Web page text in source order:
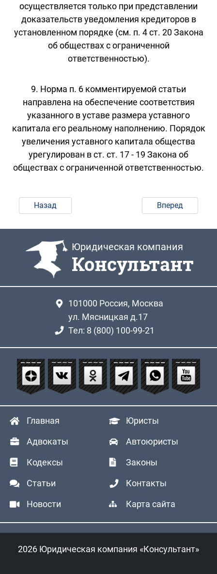
осуществляется только при представлении
доказательств уведомления кредиторов в
установленном порядке (см. п. 4 ст. 20 Закона
об обществах с ограниченной
ответственностью).
9. Норма п. 6 комментируемой статьи
направлена на обеспечение соответствия
указанного в уставе размера уставного
капитала его реальному наполнению. Порядок
увеличения уставного капитала общества
урегулирован в ст. ст. 17 - 19 Закона об
обществах с ограниченной ответственностью.
Назад Вперед
Юридическая компания
Консультант
101000 Россия, Москва
ул. Мясницкая д.17
Тел: 8 (800) 100-99-21
Главная Юристы
Адвокаты Автоюристы
Кодексы Законы
Статьи Контакты
Новости Карта сайта
2026 Юридическая компания «Консультант»